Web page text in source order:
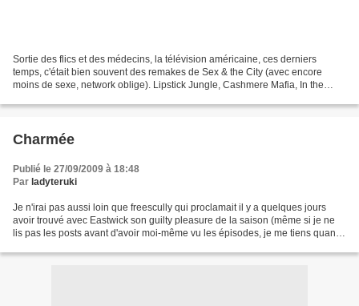
Sortie des flics et des médecins, la télévision américaine, ces derniers
temps, c'était bien souvent des remakes de Sex & the City (avec encore
moins de sexe, network oblige). Lipstick Jungle, Cashmere Mafia, In the
Charmée
Publié le 27/09/2009 à 18:48
Par ladyteruki
Je n'irai pas aussi loin que freescully qui proclamait il y a quelques jours
avoir trouvé avec Eastwick son guilty pleasure de la saison (même si je ne
lis pas les posts avant d'avoir moi-même vu les épisodes, je me tiens quand